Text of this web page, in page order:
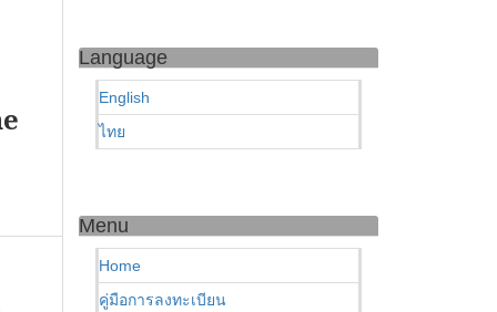
Language
English
ไทย
Menu
Home
คู่มือการลงทะเบียน